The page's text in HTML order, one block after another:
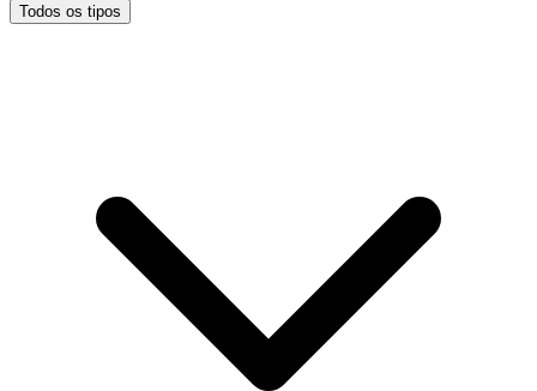
Todos os tipos